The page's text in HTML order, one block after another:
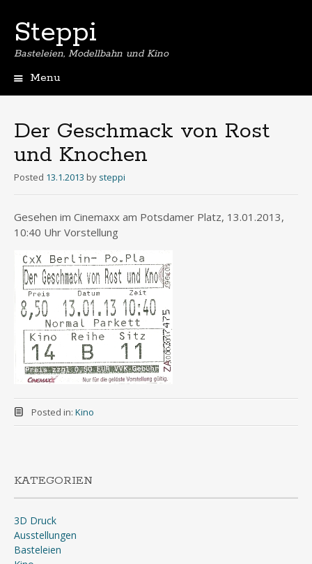
Steppi
Basteleien, Modellbahn und Kino
Menu
Der Geschmack von Rost
und Knochen
Posted 13.1.2013 by steppi
Gesehen im Cinemaxx am Potsdamer Platz, 13.01.2013,
10:40 Uhr Vorstellung
Posted in: Kino
KATEGORIEN
3D Druck
Ausstellungen
Basteleien